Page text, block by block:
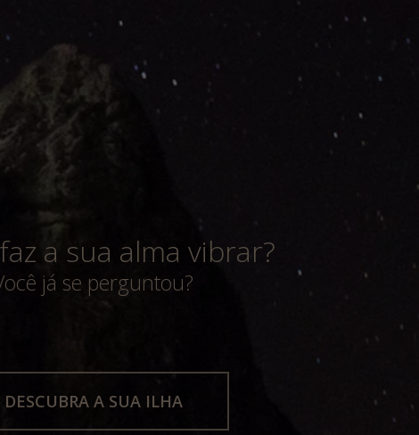
a sua alma vibrar?
já se perguntou?
DESCUBRA A SUA ILHA